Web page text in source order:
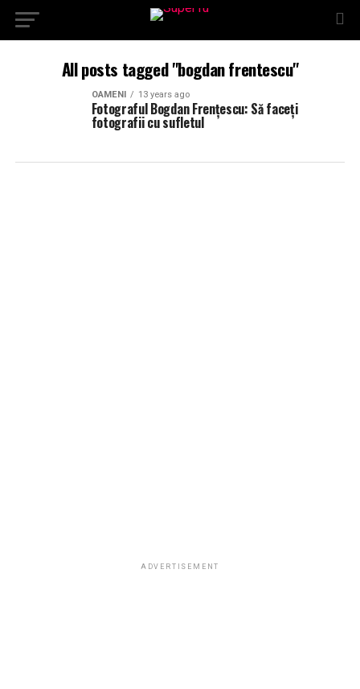
All posts tagged "bogdan frentescu"
OAMENI 13 years ago
Fotograful Bogdan Frențescu: Să faceți
fotografii cu sufletul
ADVERTISEMENT